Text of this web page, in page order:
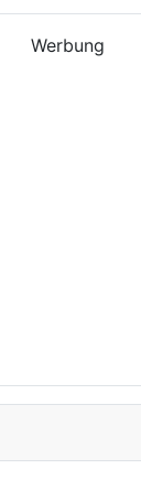
Werbung